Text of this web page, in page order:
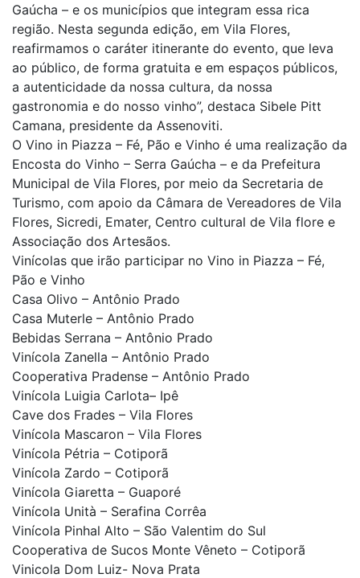
Gaúcha – e os municípios que integram essa rica
região. Nesta segunda edição, em Vila Flores,
reafirmamos o caráter itinerante do evento, que leva
ao público, de forma gratuita e em espaços públicos,
a autenticidade da nossa cultura, da nossa
gastronomia e do nosso vinho”, destaca Sibele Pitt
Camana, presidente da Assenoviti.
O Vino in Piazza – Fé, Pão e Vinho é uma realização da
Encosta do Vinho – Serra Gaúcha – e da Prefeitura
Municipal de Vila Flores, por meio da Secretaria de
Turismo, com apoio da Câmara de Vereadores de Vila
Flores, Sicredi, Emater, Centro cultural de Vila flore e
Associação dos Artesãos.
Vinícolas que irão participar no Vino in Piazza – Fé,
Pão e Vinho
Casa Olivo – Antônio Prado
Casa Muterle – Antônio Prado
Bebidas Serrana – Antônio Prado
Vinícola Zanella – Antônio Prado
Cooperativa Pradense – Antônio Prado
Vinícola Luigia Carlota– Ipê
Cave dos Frades – Vila Flores
Vinícola Mascaron – Vila Flores
Vinícola Pétria – Cotiporã
Vinícola Zardo – Cotiporã
Vinícola Giaretta – Guaporé
Vinícola Unità – Serafina Corrêa
Vinícola Pinhal Alto – São Valentim do Sul
Cooperativa de Sucos Monte Vêneto – Cotiporã
Vinicola Dom Luiz- Nova Prata